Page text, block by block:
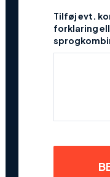
Tilføj evt.
forklaring